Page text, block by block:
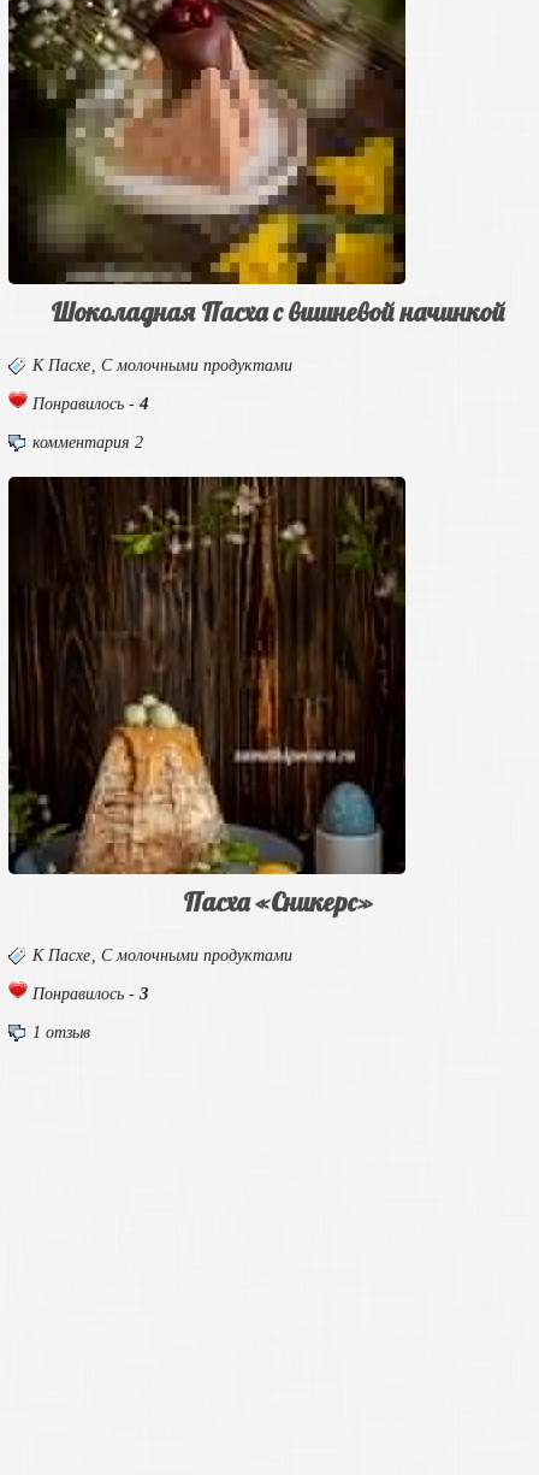
Шоколадная Пасха с вишневой начинкой
К Пасхе С молочными продуктами
Понравилось -4
комментария 2
Пасха «Сникерс»
К Пасхе, С молочными продуктами
Понравилось -3
1 отзыв